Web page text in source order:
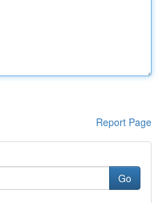
Report Page
Go